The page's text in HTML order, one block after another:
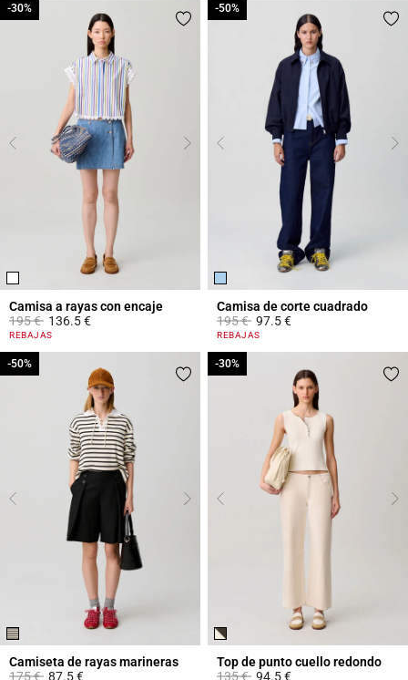
Camisa a rayas con encaje
Price reduced from
195 €to
-30%
136.5 €
5 out of 5 Customer Rating
REBAJAS
-30%
Camisa de corte cuadrado
Price reduced from
195 €to
-50%
97.5 €
4,2 out of 5 Customer Rating
REBAJAS
-50%
Camiseta de rayas marineras
Price reduced from
175 €to
-50%
87.5 €
-50%
Top de punto cuello redondo
Price reduced from
135 €to
-30%
94.5 €
-30%